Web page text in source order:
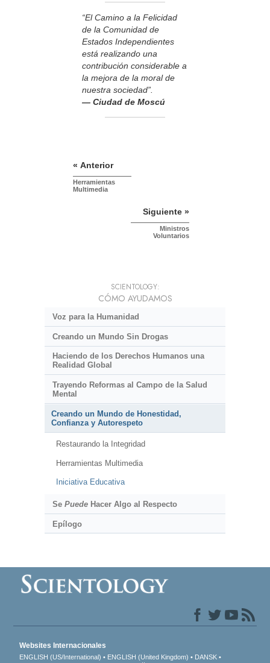
“El Camino a la Felicidad
de la Comunidad de
Estados Independientes
está realizando una
contribución considerable a
la mejora de la moral de
nuestra sociedad”.
— Ciudad de Moscú
« Anterior
Herramientas
Multimedia
Siguiente »
Ministros
Voluntarios
SCIENTOLOGY:
CÓMO AYUDAMOS
Voz para la Humanidad
Creando un Mundo Sin Drogas
Haciendo de los Derechos Humanos una
Realidad Global
Trayendo Reformas al Campo de la Salud
Mental
Creando un Mundo de Honestidad,
Confianza y Autorespeto
Restaurando la Integridad
Herramientas Multimedia
Iniciativa Educativa
Se PuedeHacer Algo al Respecto
Epílogo
Websites Internacionales
ENGLISH (US/International) ENGLISH (United Kingdom) DANSK